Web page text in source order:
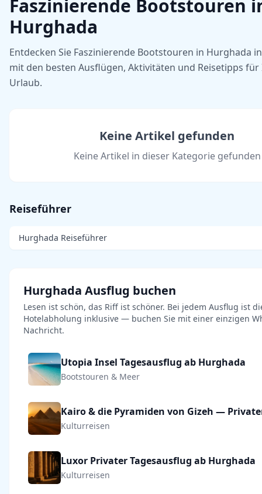
Faszinierende Bootstouren
Hurghada
Entdecken Sie Faszinierende Bootstouren in Hurghada
mit den besten Ausflügen, Aktivitäten und Reisetipps
Urlaub.
Keine Artikel gefunden
Keine Artikel in dieser Kategorie gefunden
Reiseführer
Hurghada Reiseführer
Hurghada Ausflug buchen
Lesen ist schön, das Riff ist schöner. Bei jedem Ausflug ist
Hotelabholung inklusive — buchen Sie mit einer einzigen
Nachricht.
Utopia Insel Tagesausflug ab Hurghada
Bootstouren & Meer
Kulturreisen
Luxor Privater Tagesausflug ab Hurghada
Kulturreisen